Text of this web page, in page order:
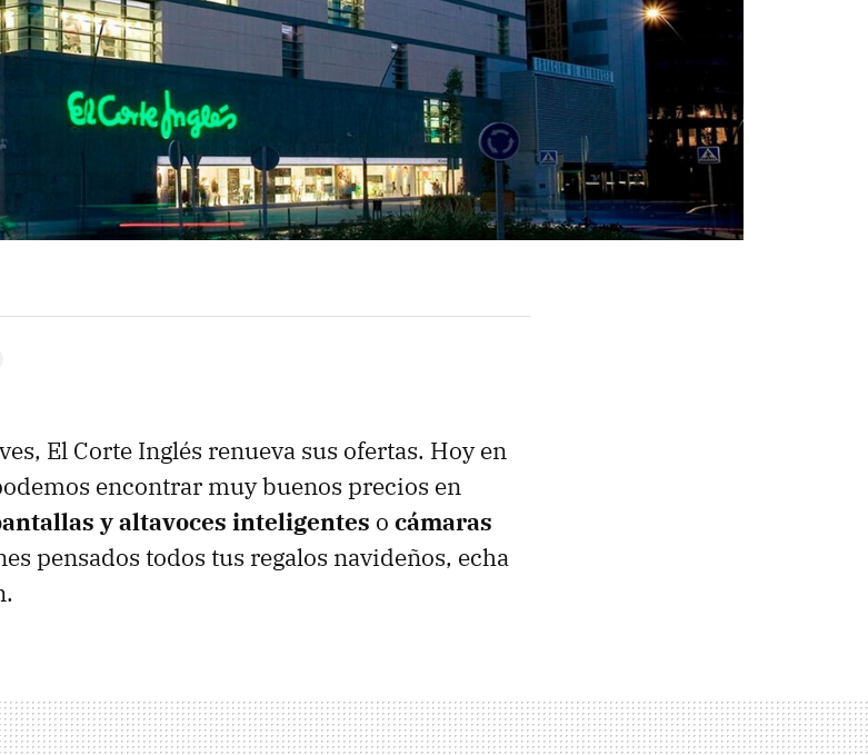
El Corte Inglés renueva sus ofertas. Hoy en
encontrar muy buenos precios en
y altavoces inteligentes o cámaras
pensados todos tus regalos navideños, echa